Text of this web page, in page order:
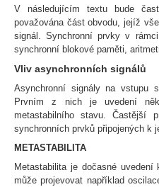
V následujícím textu bude
považována část obvodu, jejíž
signál. Synchronní prvky v
synchronní blokové paměti,
Vliv asynchronních signálů
Asynchronní signály na vstupu
Prvním z nich je uvedení
metastabilního stavu. Častější
synchronních prvků připojených k
METASTABILITA
Metastabilita je dočasné
může projevovat například